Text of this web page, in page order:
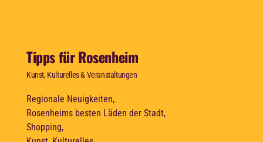
Tipps für Rosenheim
Kunst, Kulturelles & Veranstaltungen
Regionale Neuigkeiten,
Rosenheims besten Läden der Stadt,
Shopping,